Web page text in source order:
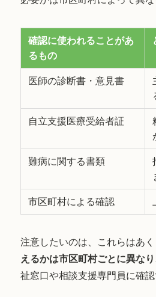
確認に使われることがあ
るもの
医師の診断書・意見書
自立支援医療受給者証
難病に関する書類
市区町村による確認
注意したいのは、これらはあ
えるかは市区町村ごとに異な
祉窓口や相談支援専門員に確認